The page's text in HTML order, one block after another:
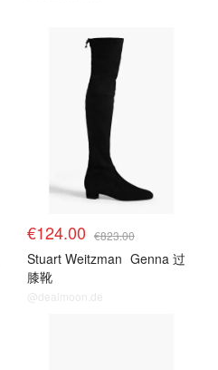
€124.00 €823.00
Stuart Weitzman Genna 过
膝靴
@dealmoon.de